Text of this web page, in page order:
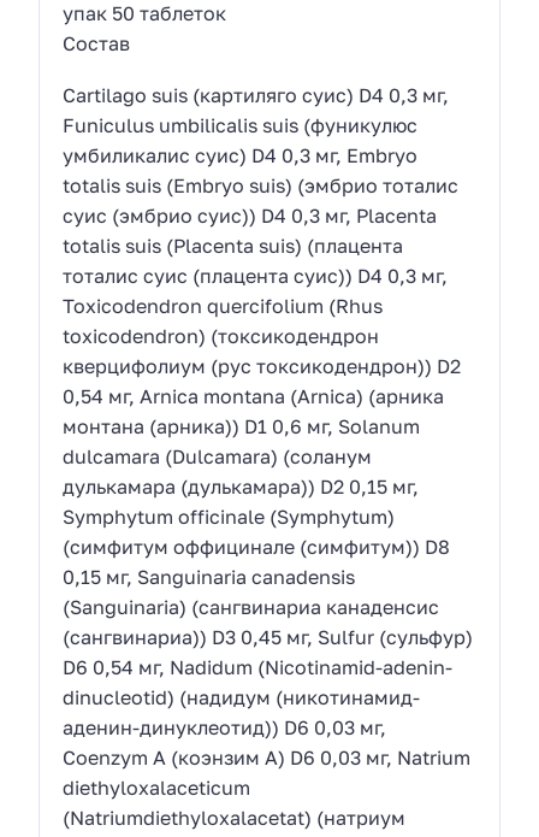
упак 50 таблеток
Состав
Сartilago suis (картиляго суис) D4 0,3 мг,
Funiculus umbilicalis suis (фуникулюс
умбиликалис суис) D4 0,3 мг, Embryo
totalis suis (Embryo suis) (эмбрио тоталис
суис (эмбрио суис)) D4 0,3 мг, Placenta
totalis suis (Placenta suis) (плацента
тоталис суис (плацента суис)) D4 0,3 мг,
Toxicodendron quercifolium (Rhus
toxicodendron) (токсикодендрон
кверцифолиум (рус токсикодендрон)) D2
0,54 мг, Arnica montana (Arnica) (арника
монтана (арника)) D1 0,6 мг, Solanum
dulcamara (Dulcamara) (соланум
дулькамара (дулькамара)) D2 0,15 мг,
Symphytum officinale (Symphytum)
(симфитум оффицинале (симфитум)) D8
0,15 мг, Sanguinaria сanadensis
(Sanguinaria) (сангвинариа канаденсис
(сангвинариа)) D3 0,45 мг, Sulfur (сульфур)
D6 0,54 мг, Nadidum (Nicotinamid-adenin-
dinucleotid) (надидум (никотинамид-
аденин-динуклеотид)) D6 0,03 мг,
Coenzym A (коэнзим А) D6 0,03 мг, Natrium
diethyloxalaceticum
(Natriumdiethyloxalacetat) (натриум